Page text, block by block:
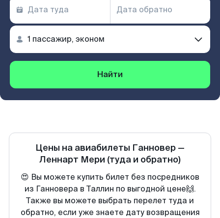
Найти
Цены на авиабилеты Ганновер —
Леннарт Мери (туда и обратно)
😍 Вы можете купить билет без посредников
из Ганновера в Таллин по выгодной цене🙌.
Также вы можете выбрать перелет туда и
обратно, если уже знаете дату возвращения